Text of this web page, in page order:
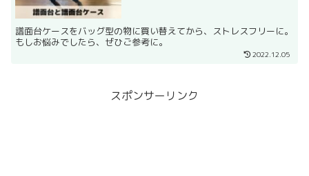
譜面台ケースをバッグ型の物に買い替えてから、ストレスフリーに。
もしお悩みでしたら、ぜひご参考に。
2022.12.05
スポンサーリンク